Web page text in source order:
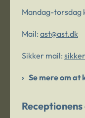
Mandag-torsdag
Mail: ast@ast.dk
Sikker mail:
Se mere om